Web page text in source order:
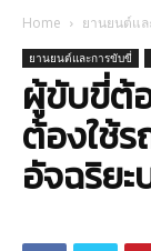
Home ยานยนต์แ
ยานยนต์และการขับขี่
ผู้ขับขี่ต้
ต้องใช้
อัจฉริย